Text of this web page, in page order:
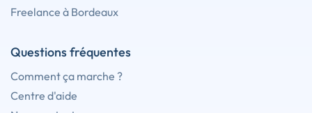
Freelance à Bordeaux
Questions fréquentes
Comment ça marche ?
Centre d'aide